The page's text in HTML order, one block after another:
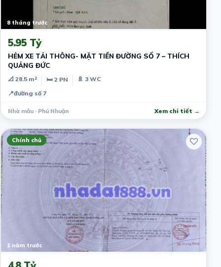
8 tháng trước
5.95 Tỷ
HẺM XE TẢI THÔNG- MẶT TIỀN ĐƯỜNG SỐ 7 – THÍCH
QUẢNG ĐỨC
📐 28.5 m² 🛏 2 PN
🚿 3 WC
📍đường số 7
Nhà mẫu · Phú Nhuận Xem chi tiết →
Chính chủ
1 năm trước